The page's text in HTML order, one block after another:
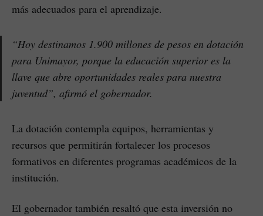
más adecuados para el aprendizaje.
“Hoy destinamos 1.900 millones de pesos en dotación
para Unimayor, porque la educación superior es la
llave que abre oportunidades reales para nuestra
juventud”, afirmó el gobernador.
La dotación contempla equipos, herramientas y
recursos que permitirán fortalecer los procesos
formativos en diferentes programas académicos de la
institución.
El gobernador también resaltó que esta inversión no